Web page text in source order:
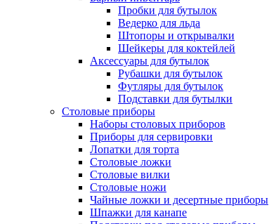
Пробки для бутылок
Ведерко для льда
Штопоры и открывалки
Шейкеры для коктейлей
Аксессуары для бутылок
Рубашки для бутылок
Футляры для бутылок
Подставки для бутылки
Столовые приборы
Наборы столовых приборов
Приборы для сервировки
Лопатки для торта
Столовые ложки
Столовые вилки
Столовые ножи
Чайные ложки и десертные приборы
Шпажки для канапе